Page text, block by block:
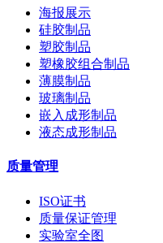
海报展示
硅胶制品
塑胶制品
塑橡胶组合制品
薄膜制品
玻璃制品
嵌入成形制品
液态成形制品
质量管理
ISO证书
质量保证管理
实验室全图